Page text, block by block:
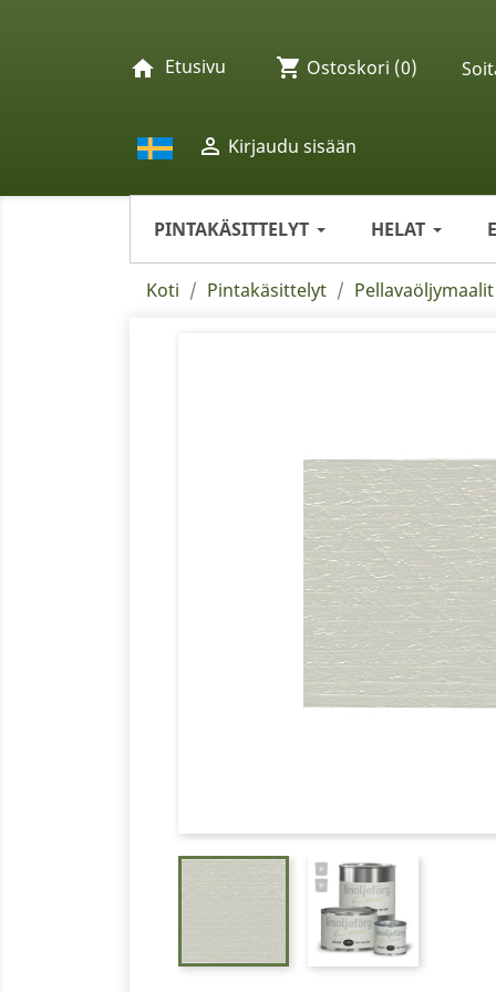
home Etusivu
 Kirjaudu sisään
shopping_cart Ostoskori (0)
PINTAKÄSITTELYT HELAT
Koti Pintakäsittelyt Pellavaöljymaalit